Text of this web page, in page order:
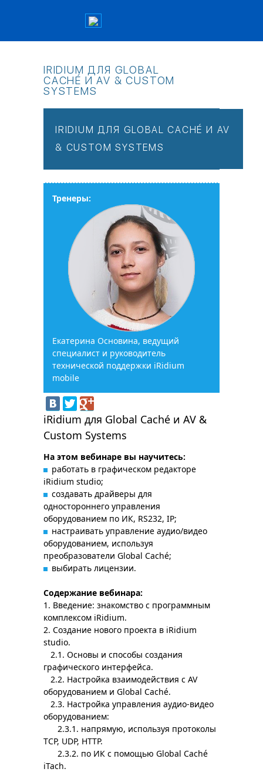
IRIDIUM ДЛЯ GLOBAL
CACHÉ И AV & CUSTOM
SYSTEMS
IRIDIUM ДЛЯ GLOBAL CACHÉ И AV
& CUSTOM SYSTEMS
Тренеры:
Екатерина Основина, ведущий
специалист и руководитель
технической поддержки iRidium
mobile
iRidium для Global Caché и AV &
Custom Systems
На этом вебинаре вы научитесь:
работать в графическом редакторе
iRidium studio;
создавать драйверы для
одностороннего управления
оборудованием по ИК, RS232, IP;
настраивать управление аудио/видео
оборудованием, используя
преобразователи Global Caché;
выбирать лицензии.
Содержание вебинара:
1. Введение: знакомство с программным
комплексом iRidium.
2. Создание нового проекта в iRidium
studio.
2.1. Основы и способы создания
графического интерфейса.
2.2. Настройка взаимодействия с AV
оборудованием и Global Caché.
2.3. Настройка управления аудио-видео
оборудованием:
2.3.1. напрямую, используя протоколы
ТСР, UDP, HTTP.
2.3.2. по ИК с помощью Global Caché
iTach.